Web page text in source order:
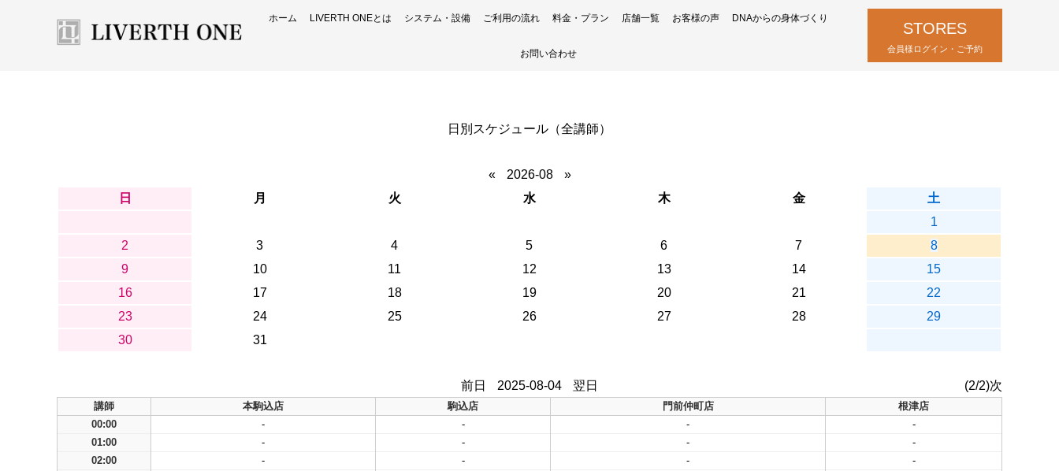
ホーム LIVERTH ONEとは システム・設備 ご利用の流れ 料金・プラン 店舗一覧 お客様の声 DNAからの身体づくり
お問い合わせ
STORES
会員様ログイン・ご予約
日別スケジュール（全講師）
« 2026-08
»
日
月 火 水 木 金
土
1
2
3 4 5 6 7
8
9
10 11 12 13 14
15
16
17 18 19 20 21
22
23
24 25 26 27 28
29
30
31
前日 2025-08-04 翌日 (2/2)次
講師 本駒込店 駒込店 門前仲町店
根津店
00:00
- - -
-
01:00
- - -
-
02:00
- - -
-